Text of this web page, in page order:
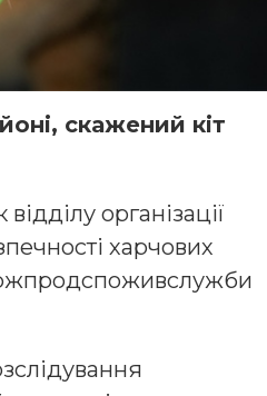
скажений кіт
організації
харчових